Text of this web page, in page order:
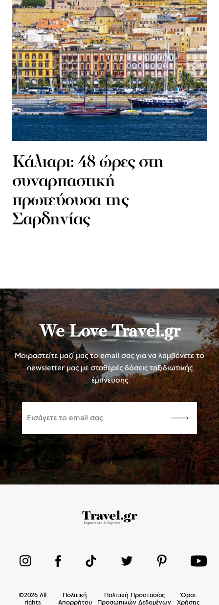
Κάλιαρι: 48 ώρες στη
συναρπαστική
πρωτεύουσα της
Σαρδηνίας
We Love Travel.gr
Μοιραστείτε μαζί μας το email σας για να λαμβάνετε το
newsletter μας με σταθερές δόσεις ταξιδιωτικής
έμπνευσης
©2026 All
rights
Πολιτική
Απορρήτου
Πολιτική Προστασίας
Προσωπικών Δεδομένων
Όροι
Χρήσης